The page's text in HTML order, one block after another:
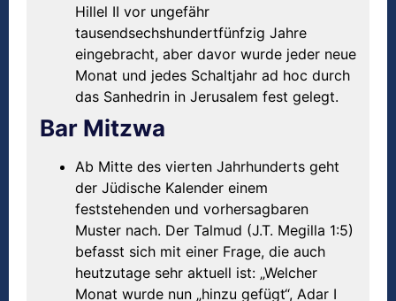
Hillel II vor ungefähr
tausendsechshundertfünfzig Jahre
eingebracht, aber davor wurde jeder neue
Monat und jedes Schaltjahr ad hoc durch
das Sanhedrin in Jerusalem fest gelegt.
Bar Mitzwa
Ab Mitte des vierten Jahrhunderts geht
der Jüdische Kalender einem
feststehenden und vorhersagbaren
Muster nach. Der Talmud (J.T. Megilla 1:5)
befasst sich mit einer Frage, die auch
heutzutage sehr aktuell ist: „Welcher
Monat wurde nun „hinzu gefügt“, Adar I